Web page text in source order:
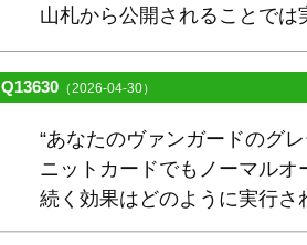
山札から公開されることでは
Q13630 （2026-04-30）
“あなたのヴァンガードのグ
ニットカードでもノーマルオ
続く効果はどのように実行さ